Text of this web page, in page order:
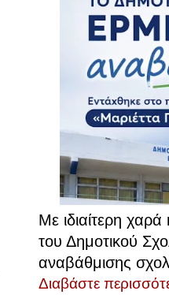
Με ιδιαίτερη
του Δημοτικού
αναβάθμισης
Διαβάστε